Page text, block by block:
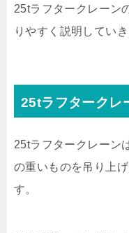
25tラフタークレーン
りやすく説明していき
25tラフタークレ
25tラフタークレーン
の重いものを吊り上
す。